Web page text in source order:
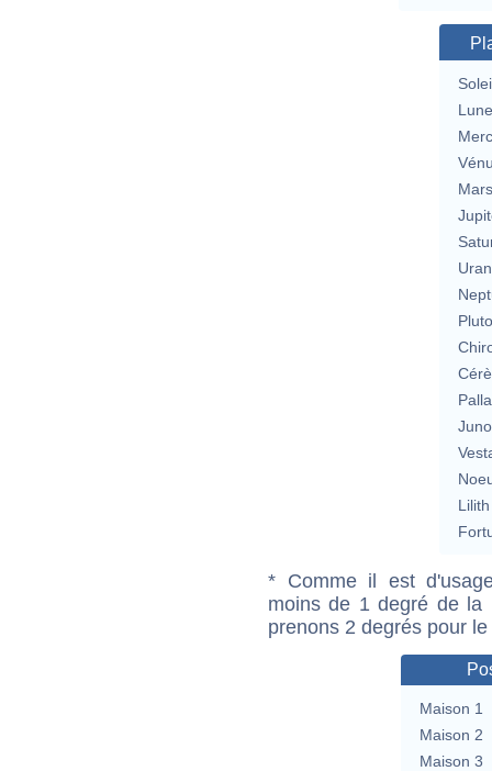
Lune
Mars
Lilith
* Comme il est
moins de 1 degré de la
prenons 2 degrés pour
Maison 1
Maison 2
Maison 3